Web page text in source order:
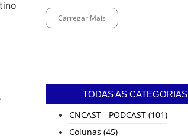
Carregar Mais
End of Content.
TODAS AS CATEGORIAS
CNCAST - PODCAST (101)
Colunas (45)